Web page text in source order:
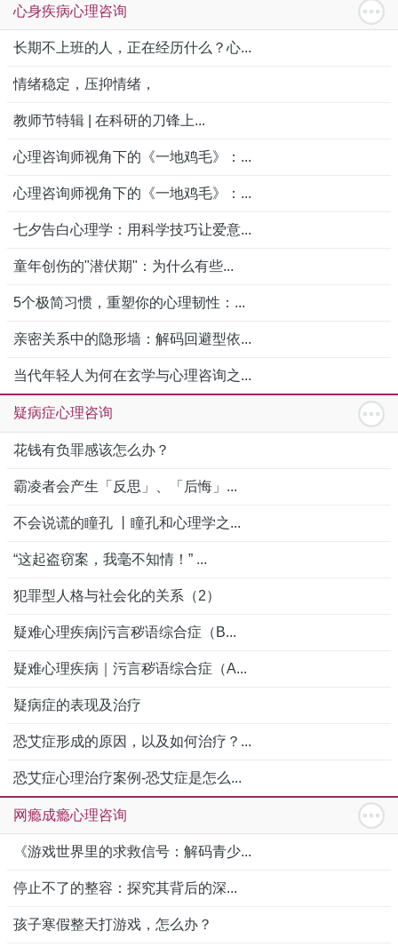
心身疾病心理咨询
长期不上班的人，正在经历什么？心...
情绪稳定，压抑情绪，
教师节特辑 | 在科研的刀锋上...
心理咨询师视角下的《一地鸡毛》：...
心理咨询师视角下的《一地鸡毛》：...
七夕告白心理学：用科学技巧让爱意...
童年创伤的"潜伏期"：为什么有些...
5个极简习惯，重塑你的心理韧性：...
亲密关系中的隐形墙：解码回避型依...
当代年轻人为何在玄学与心理咨询之...
疑病症心理咨询
花钱有负罪感该怎么办？
霸凌者会产生「反思」、「后悔」...
不会说谎的瞳孔 丨瞳孔和心理学之...
“这起盗窃案，我毫不知情！” ...
犯罪型人格与社会化的关系（2）
疑难心理疾病|污言秽语综合症（B...
疑难心理疾病｜污言秽语综合症（A...
疑病症的表现及治疗
恐艾症形成的原因，以及如何治疗？...
恐艾症心理治疗案例-恐艾症是怎么...
网瘾成瘾心理咨询
《游戏世界里的求救信号：解码青少...
停止不了的整容：探究其背后的深...
孩子寒假整天打游戏，怎么办？